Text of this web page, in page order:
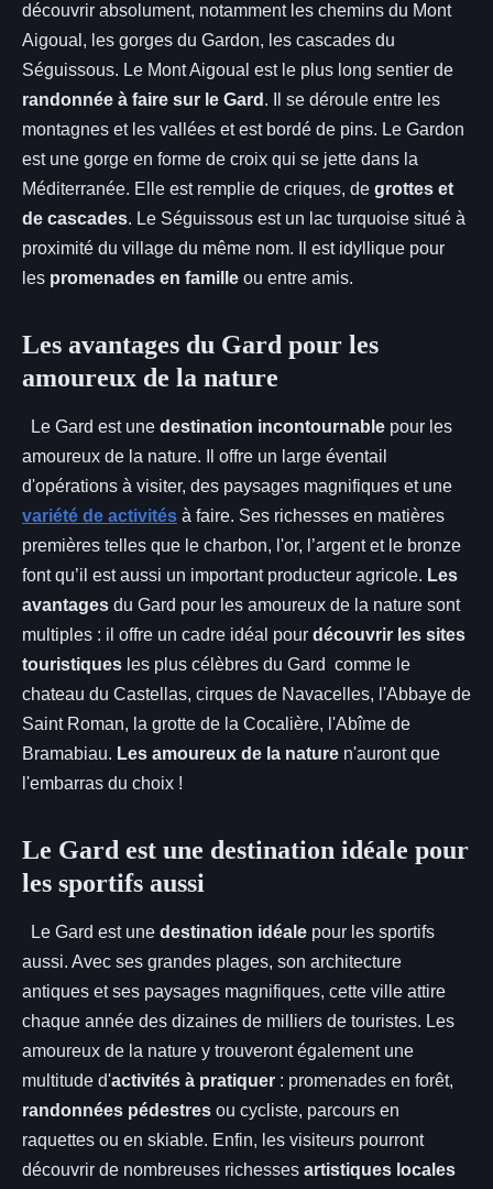
découvrir absolument, notamment les chemins du Mont
Aigoual, les gorges du Gardon, les cascades du
Séguissous. Le Mont Aigoual est le plus long sentier de
randonnée à faire sur le Gard . Il se déroule entre les
montagnes et les vallées et est bordé de pins. Le Gardon
est une gorge en forme de croix qui se jette dans la
Méditerranée. Elle est remplie de criques, de grottes et
de cascades. Le Séguissous est un lac turquoise situé à
proximité du village du même nom. Il est idyllique pour
les promenades en famille ou entre amis.
Les avantages du Gard pour les
amoureux de la nature
Le Gard est une destination incontournable pour les
amoureux de la nature. Il offre un large éventail
d'opérations à visiter, des paysages magnifiques et une
variété de activités à faire. Ses richesses en matières
premières telles que le charbon, l'or, l’argent et le bronze
font qu’il est aussi un important producteur agricole. Les
avantages du Gard pour les amoureux de la nature sont
multiples : il offre un cadre idéal pour découvrir les sites
touristiques les plus célèbres du Gard comme le
chateau du Castellas, cirques de Navacelles, l'Abbaye de
Saint Roman, la grotte de la Cocalière, l'Abîme de
Bramabiau. Les amoureux de la nature n'auront que
l'embarras du choix !
Le Gard est une destination idéale pour
les sportifs aussi
Le Gard est une destination idéale pour les sportifs
aussi. Avec ses grandes plages, son architecture
antiques et ses paysages magnifiques, cette ville attire
chaque année des dizaines de milliers de touristes. Les
amoureux de la nature y trouveront également une
multitude d'activités à pratiquer : promenades en forêt,
randonnées pédestres ou cycliste, parcours en
raquettes ou en skiable. Enfin, les visiteurs pourront
découvrir de nombreuses richesses artistiques locales